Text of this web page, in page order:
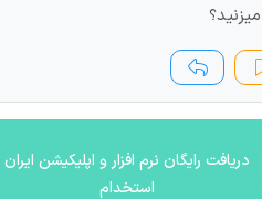
دریافت رایگان نرم افزار و اپلیکیشن ایران
استخدام